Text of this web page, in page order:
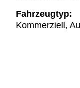
Fahrzeugtyp:
Kommerziell,